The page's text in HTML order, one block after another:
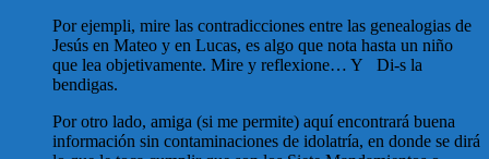
Por ejempli, mire las contradicciones entre las genealogias de
Jesús en Mateo y en Lucas, es algo que nota hasta un niño
que lea objetivamente. Mire y reflexione… Y Di-s la
bendigas.
Por otro lado, amiga (si me permite) aquí encontrará buena
información sin contaminaciones de idolatría, en donde se dirá